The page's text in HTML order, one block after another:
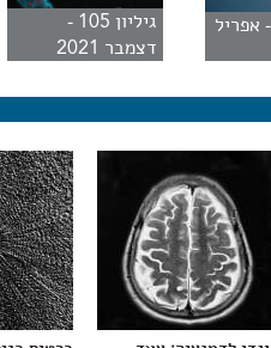
גיליון 106 - אפריל
גיליון 105 -
דצמבר 2021